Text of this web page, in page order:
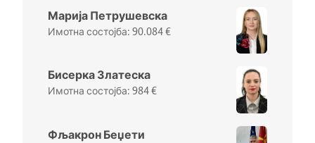
Марија Петрушевска
90.084€
Бисерка Златеска
984€
Фљакрон Беџети